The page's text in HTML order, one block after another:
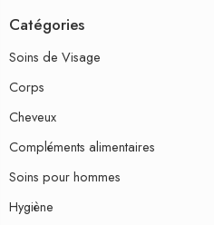
Catégories
Soins de Visage
Corps
Cheveux
Compléments alimentaires
Soins pour hommes
Hygiène